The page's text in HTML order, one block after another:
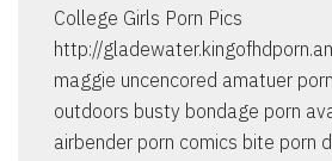
College Girls Porn Pics
http://
maggie uncencored amatuer
outdoors busty bondage porn
airbender porn comics bite porn